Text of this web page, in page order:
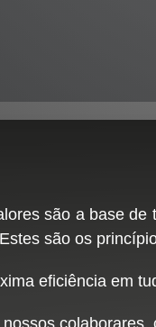
são a base de
são os
eficiência em